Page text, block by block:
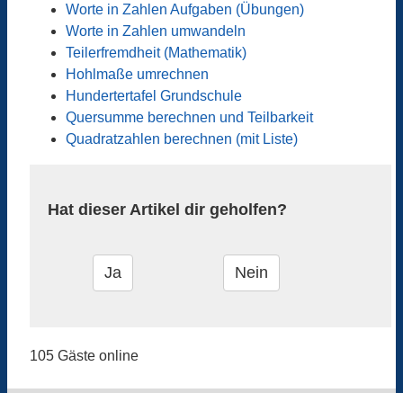
Worte in Zahlen Aufgaben (Übungen)
Worte in Zahlen umwandeln
Teilerfremdheit (Mathematik)
Hohlmaße umrechnen
Hundertertafel Grundschule
Quersumme berechnen und Teilbarkeit
Quadratzahlen berechnen (mit Liste)
Hat dieser Artikel dir geholfen?
105 Gäste online